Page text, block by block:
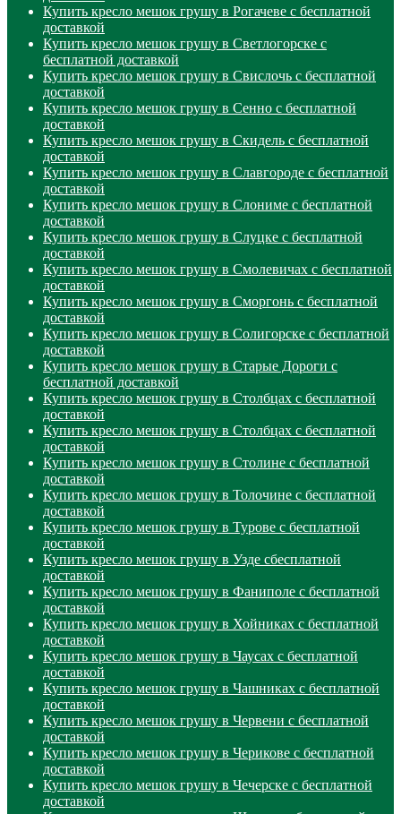
Купить кресло мешок грушу в Рогачеве с бесплатной
доставкой
Купить кресло мешок грушу в Светлогорске с
бесплатной доставкой
Купить кресло мешок грушу в Свислочь с бесплатной
доставкой
Купить кресло мешок грушу в Сенно с бесплатной
доставкой
Купить кресло мешок грушу в Скидель с бесплатной
доставкой
Купить кресло мешок грушу в Славгороде с бесплатной
доставкой
Купить кресло мешок грушу в Слониме с бесплатной
доставкой
Купить кресло мешок грушу в Слуцке с бесплатной
доставкой
Купить кресло мешок грушу в Смолевичах с бесплатной
доставкой
Купить кресло мешок грушу в Сморгонь с бесплатной
доставкой
Купить кресло мешок грушу в Солигорске с бесплатной
доставкой
Купить кресло мешок грушу в Старые Дороги с
бесплатной доставкой
Купить кресло мешок грушу в Столбцах с бесплатной
доставкой
Купить кресло мешок грушу в Столбцах с бесплатной
доставкой
Купить кресло мешок грушу в Столине с бесплатной
доставкой
Купить кресло мешок грушу в Толочине с бесплатной
доставкой
Купить кресло мешок грушу в Турове с бесплатной
доставкой
Купить кресло мешок грушу в Узде сбесплатной
доставкой
Купить кресло мешок грушу в Фаниполе с бесплатной
доставкой
Купить кресло мешок грушу в Хойниках с бесплатной
доставкой
Купить кресло мешок грушу в Чаусах с бесплатной
доставкой
Купить кресло мешок грушу в Чашниках с бесплатной
доставкой
Купить кресло мешок грушу в Червени с бесплатной
доставкой
Купить кресло мешок грушу в Черикове с бесплатной
доставкой
Купить кресло мешок грушу в Чечерске с бесплатной
доставкой